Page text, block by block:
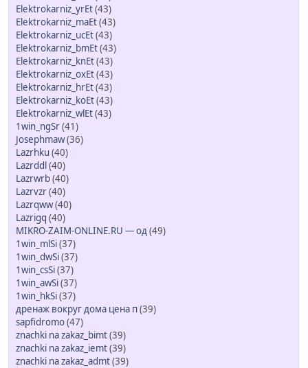
Elektrokarniz_yrEt(43)
Elektrokarniz_maEt(43)
Elektrokarniz_ucEt(43)
Elektrokarniz_bmEt(43)
Elektrokarniz_knEt(43)
Elektrokarniz_oxEt(43)
Elektrokarniz_hrEt(43)
Elektrokarniz_koEt(43)
Elektrokarniz_wlEt(43)
1win_ngSr(41)
Josephmaw(36)
Lazrhku (40)
Lazrddl(40)
Lazrwrb(40)
Lazrvzr(40)
Lazrqww(40)
Lazrigq (40)
MIKRO-ZAIM-ONLINE.RU — од(49)
1win_mlSi(37)
1win_dwSi(37)
1win_csSi(37)
1win_awSi(37)
1win_hkSi(37)
дренаж вокруг дома цена п(39)
sapfidromo(47)
znachki na zakaz_bimt(39)
znachki na zakaz_iemt(39)
znachki na zakaz_admt(39)